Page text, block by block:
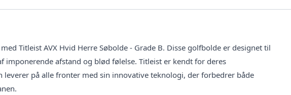
Titleist AVX Hvid Herre Søbolde - Grade B. Disse golfbolde er designet til
imponerende afstand og blød følelse. Titleist er kendt for deres
leverer på alle fronter med sin innovative teknologi, der forbedrer både